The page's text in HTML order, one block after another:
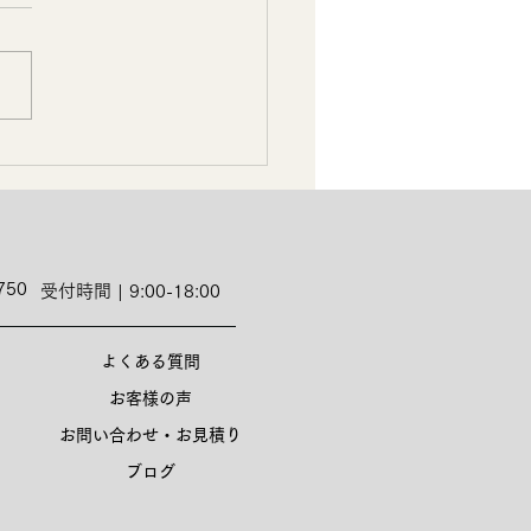
受付時間 | 9:00-18:00
よくある質問
お客様の声
お問い合わせ・お見積り
ブログ